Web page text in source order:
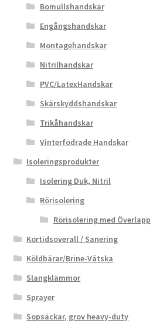
Bomullshandskar
Engångshandskar
Montagehandskar
Nitrilhandskar
PVC/LatexHandskar
Skärskyddshandskar
Trikåhandskar
Vinterfodrade Handskar
Isoleringsprodukter
Isolering Duk, Nitril
Rörisolering
Rörisolering med Överlapp
Kortidsoverall / Sanering
Köldbärar/Brine-Vätska
Slangklämmor
Sprayer
Sopsäckar, grov heavy-duty